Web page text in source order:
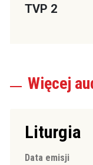
TVP 2
Więcej
Liturgia
Data emisji